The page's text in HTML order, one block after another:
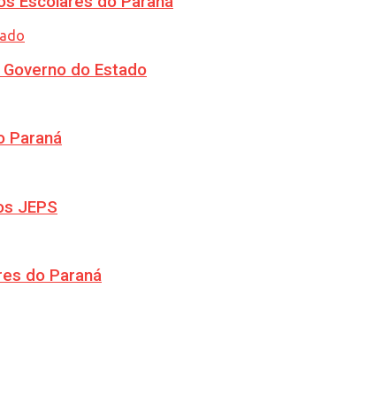
do Estado
Paraná
JEPS
do Paraná